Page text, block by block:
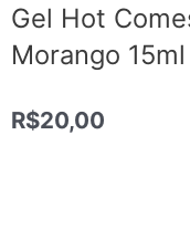
Gel Hot
Morango 15ml
R$20,00